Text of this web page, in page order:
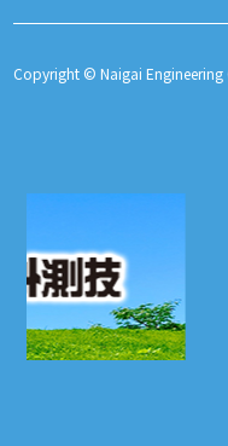
Copyright © Naigai Engineering